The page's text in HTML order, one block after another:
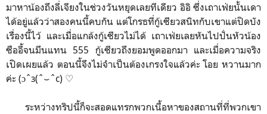
มาหาน้องถึงลี่เจียงในช่วงวันหยุดเลยทีเดียว อิอิ ซึ่งเถาเฟ่ยนั้นเดา
ได้อยู่แล้วว่าสองคนนี้คบกัน แต่โกรธที่กู้เซียวสนิทกับเขาแต่ปิดบัง
เรื่องนี้ไว้ และเมื่อแกล้งกู้เซียวไม่ได้ เถาเฟ่ยเลยหันไปปั่นหัวน้อง
ซืออี้จนมึนแทน 555 กู้เซียวถึงยอมพูดออกมา และเมื่อความจริง
เปิดเผยแล้ว ตอนนี้จึงไม่จำเป็นต้องเกรงใจแล้วค่ะ โอย หวานมาก
ค่ะ (ɔˆз(ˆ⌣ˆc) ♡
ระหว่างทริปนี้ก็จะสอดแทรกพวกเนื้อหาของสถานที่ที่พวกเขา